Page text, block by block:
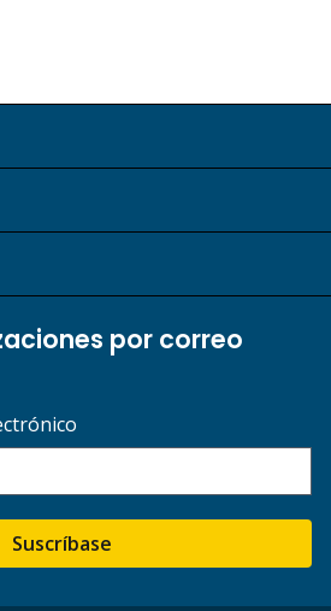
por correo
Suscríbase